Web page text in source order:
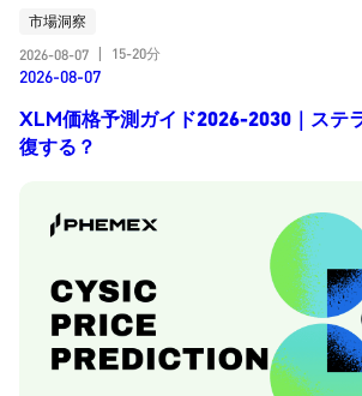
市場洞察
2026-08-07
15-20分
2026-08-07
XLM価格予測ガイド2026-2030｜ステ
復する？